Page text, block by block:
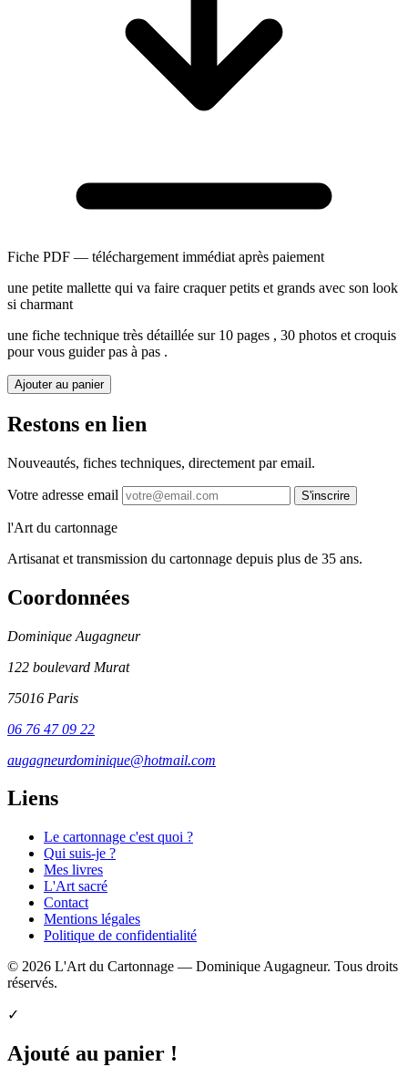
Fiche PDF — téléchargement immédiat après paiement
une petite mallette qui va faire craquer petits et grands avec son look
si charmant
une fiche technique très détaillée sur 10 pages , 30 photos et croquis
pour vous guider pas à pas .
Ajouter au panier
Restons en lien
Nouveautés, fiches techniques, directement par email.
Votre adresse email S'inscrire
l'Art du cartonnage
Artisanat et transmission du cartonnage depuis plus de 35 ans.
Coordonnées
Dominique Augagneur
122 boulevard Murat
75016 Paris
06 76 47 09 22
augagneurdominique@hotmail.com
Liens
Le cartonnage c'est quoi ?
Qui suis-je ?
Mes livres
L'Art sacré
Contact
Mentions légales
Politique de confidentialité
© 2026 L'Art du Cartonnage — Dominique Augagneur. Tous droits
réservés.
✓
Ajouté au panier !